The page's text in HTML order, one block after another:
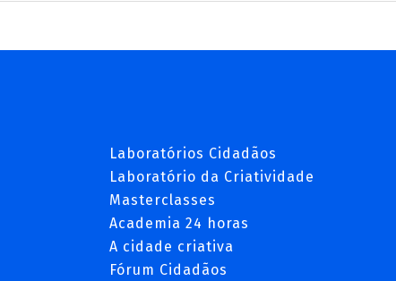
Laboratórios Cidadãos
Laboratório da Criatividade
Masterclasses
Academia 24 horas
A cidade criativa
Fórum Cidadãos